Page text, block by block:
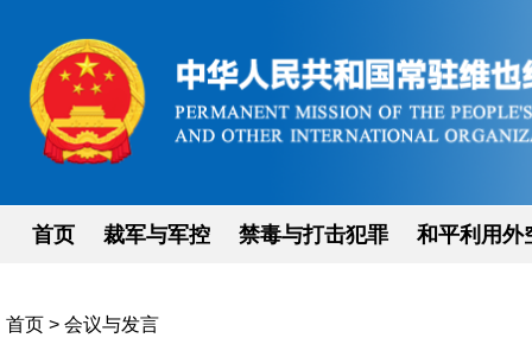
首页 裁军与军控 禁毒与打击犯罪 和平利用外
首页 > 会议与发言